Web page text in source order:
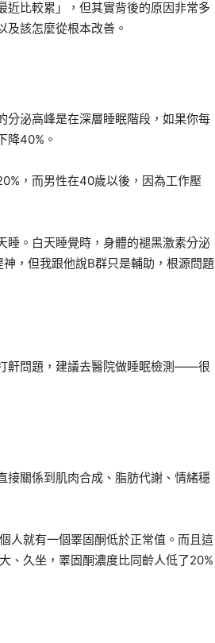
近比較累」，但其實背後的原因非常多
該怎麼從根本改善。
分泌高峰是在深層睡眠階段，如果你每
降40%。
，而男性在40歲以後，因為工作壓
睡。白天睡覺時，身體的褪黑激素分泌
，但我跟他說B群只是輔助，根源問題
鼾問題，建議去醫院做睡眠檢測——很
接關係到肌肉合成、脂肪代謝、情緒穩
人就有一個睪固酮低於正常值。而且這
久坐，睪固酮濃度比同齡人低了20%